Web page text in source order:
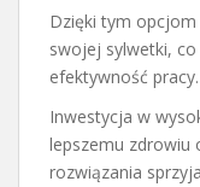
Dzięki tym
swojej sylwetki,
efektywność pracy.
Inwestycja w
lepszemu zdrowiu
rozwiązania